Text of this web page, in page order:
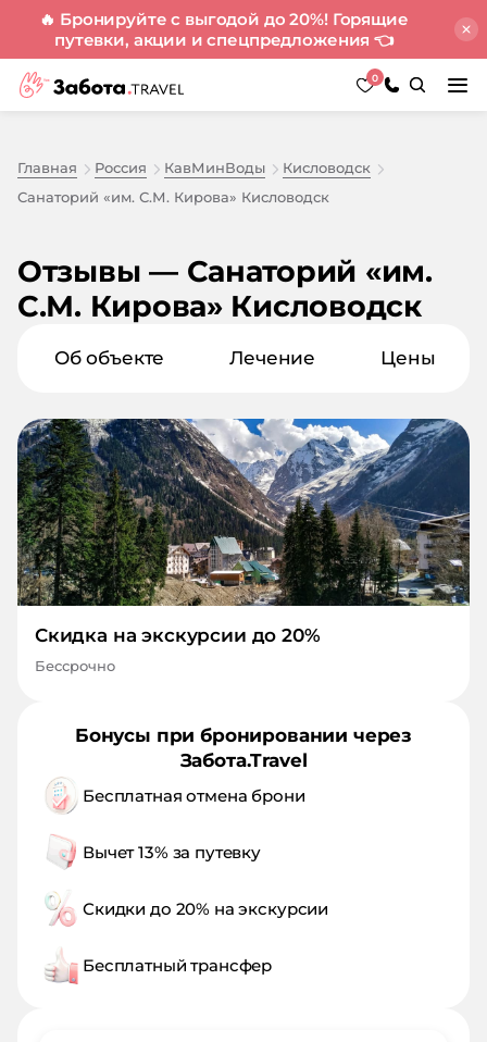
🔥 Бронируйте с выгодой до 20%! Горящие
путевки, акции и спецпредложения 👈
0
Главная Россия КавМинВоды
Кисловодск
Санаторий «им. С.М. Кирова» Кисловодск
Отзывы — Санаторий «им.
С.М. Кирова» Кисловодск
Об объекте Лечение Цены
Скидка на экскурсии до 20%
Бессрочно
Бонусы при бронировании через
Забота.Travel
Бесплатная отмена брони
Вычет 13% за путевку
Скидки до 20% на экскурсии
Бесплатный трансфер